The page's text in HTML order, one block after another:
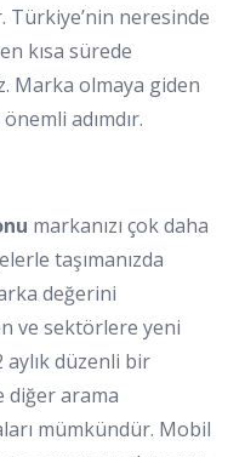
Türkiye’nin neresinde
kısa sürede
Marka olmaya giden
adımdır.
markanızı çok daha
taşımanızda
değerini
ve sektörlere yeni
düzenli bir
diğer arama
mümkündür. Mobil